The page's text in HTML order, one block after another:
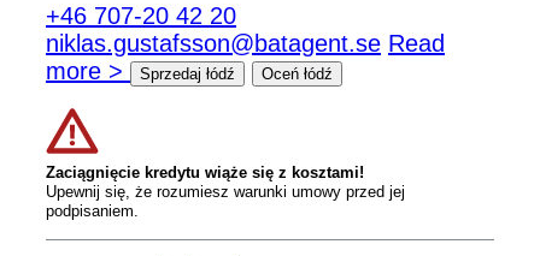
+46 707-20 42 20
niklas.gustafsson@batagent.se Read
more >
Sprzedaj łódź Oceń łódź
Zaciągnięcie kredytu wiąże się z kosztami!
Upewnij się, że rozumiesz warunki umowy przed jej
podpisaniem.